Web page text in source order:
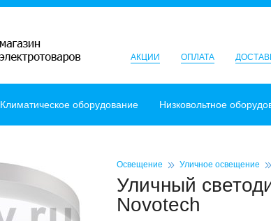
АКЦИИ ОПЛАТА
Климатическое оборудование Низковольтное
Освещение Уличное освещение
Уличный
Novotech